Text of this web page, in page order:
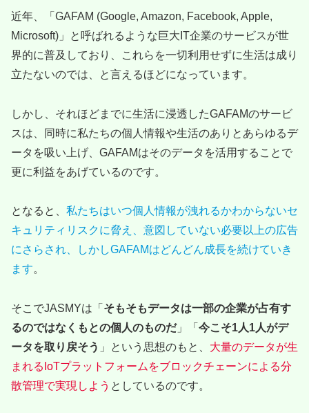
近年、「GAFAM (Google, Amazon, Facebook, Apple,
Microsoft)」と呼ばれるような巨大IT企業のサービスが世
界的に普及しており、これらを一切利用せずに生活は成り
立たないのでは、と言えるほどになっています。
しかし、それほどまでに生活に浸透したGAFAMのサービ
スは、同時に私たちの個人情報や生活のありとあらゆるデ
ータを吸い上げ、GAFAMはそのデータを活用することで
更に利益をあげているのです。
となると、 私たちはいつ個人情報が洩れるかわからないセ
キュリティリスクに脅え、意図していない必要以上の広告
にさらされ、しかしGAFAMはどんどん成長を続けていき
ます。
そこでJASMYは「 そもそもデータは一部の企業が占有す
るのではなくもとの個人のものだ」「 今こそ1人1人がデ
ータを取り戻そう 」という思想のもと、 大量のデータが生
まれるIoTプラットフォームをブロックチェーンによる分
散管理で実現しよう としているのです。